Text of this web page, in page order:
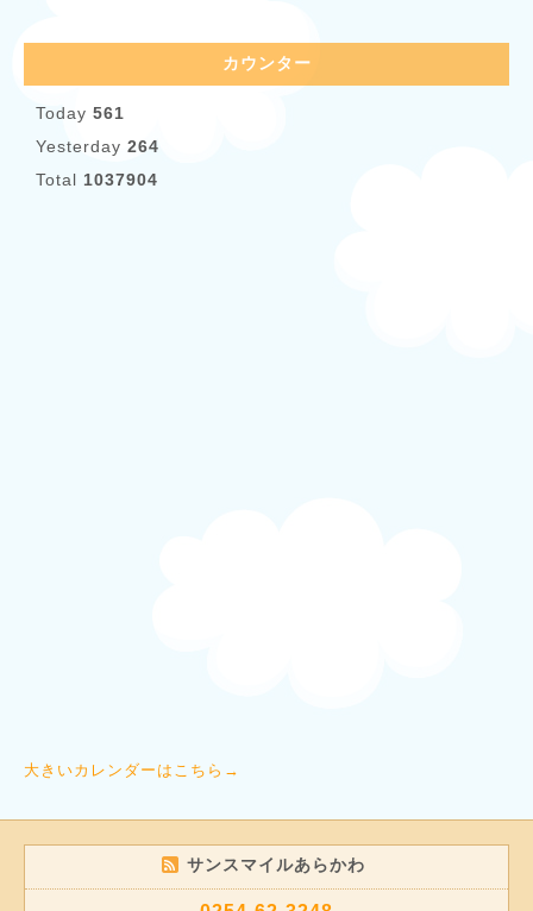
カウンター
Today 561
Yesterday 264
Total 1037904
大きいカレンダーはこちら→
サンスマイルあらかわ